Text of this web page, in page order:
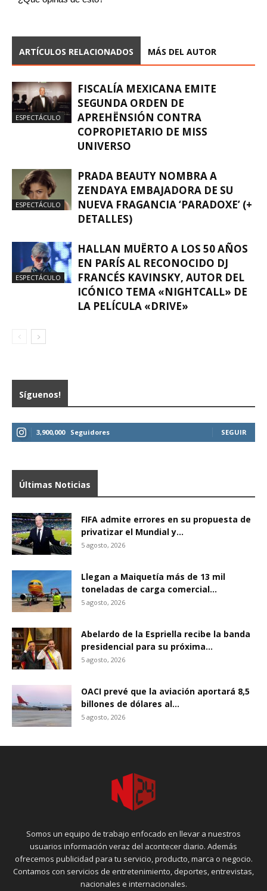
ARTÍCULOS RELACIONADOS MÁS DEL AUTOR
ESPECTÁCULO
FISCALÍA MEXICANA EMITE
SEGUNDA ORDEN DE
APREHËNSIÓN CONTRA
COPROPIETARIO DE MISS
UNIVERSO
ESPECTÁCULO
PRADA BEAUTY NOMBRA A
ZENDAYA EMBAJADORA DE SU
NUEVA FRAGANCIA ‘PARADOXE’ (+
DETALLES)
ESPECTÁCULO
HALLAN MUËRTO A LOS 50 AÑOS
EN PARÍS AL RECONOCIDO DJ
FRANCÉS KAVINSKY, AUTOR DEL
ICÓNICO TEMA «NIGHTCALL» DE
LA PELÍCULA «DRIVE»
Síguenos!
3,900,000 Seguidores SEGUIR
Últimas Noticias
FIFA admite errores en su propuesta de
privatizar el Mundial y...
5 agosto, 2026
Llegan a Maiquetía más de 13 mil
toneladas de carga comercial...
5 agosto, 2026
Abelardo de la Espriella recibe la banda
presidencial para su próxima...
5 agosto, 2026
OACI prevé que la aviación aportará 8,5
billones de dólares al...
5 agosto, 2026
Somos un equipo de trabajo enfocado en llevar a nuestros
usuarios información veraz del acontecer diario. Además
ofrecemos publicidad para tu servicio, producto, marca o negocio.
Contamos con servicios de entretenimiento, deportes, entrevistas,
nacionales e internacionales.